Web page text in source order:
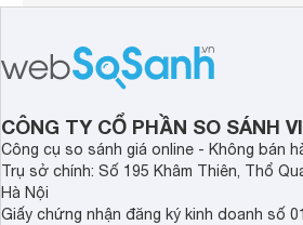
CÔNG TY CỔ PHẦN SO SÁNH
Công cụ so sánh giá online - Không bán
Trụ sở chính: Số 195 Khâm Thiên, Thổ
Hà Nội
Giấy chứng nhận đăng ký kinh doanh số